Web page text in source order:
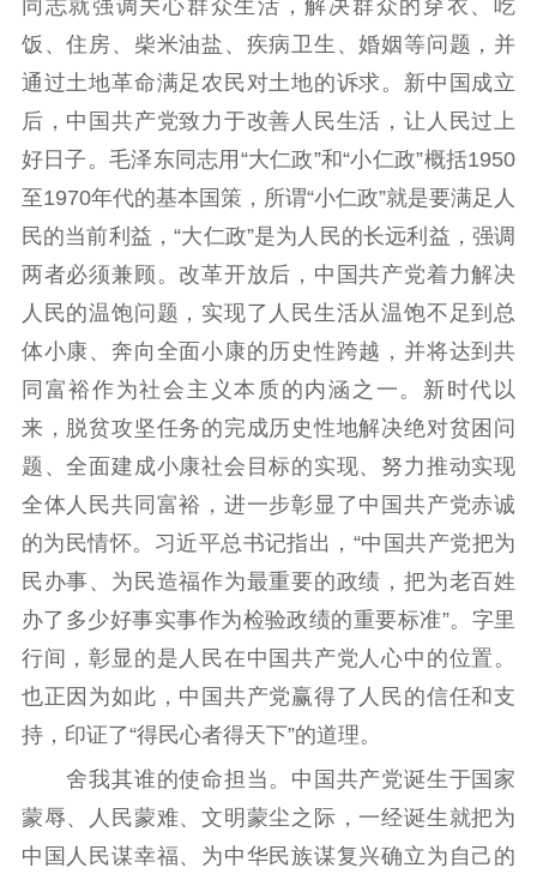
同志就强调关心群众生活，解决群众的穿衣、吃
饭、住房、柴米油盐、疾病卫生、婚姻等问题，并
通过土地革命满足农民对土地的诉求。新中国成立
后，中国共产党致力于改善人民生活，让人民过上
好日子。毛泽东同志用“大仁政”和“小仁政”概括1950
至1970年代的基本国策，所谓“小仁政”就是要满足人
民的当前利益，“大仁政”是为人民的长远利益，强调
两者必须兼顾。改革开放后，中国共产党着力解决
人民的温饱问题，实现了人民生活从温饱不足到总
体小康、奔向全面小康的历史性跨越，并将达到共
同富裕作为社会主义本质的内涵之一。新时代以
来，脱贫攻坚任务的完成历史性地解决绝对贫困问
题、全面建成小康社会目标的实现、努力推动实现
全体人民共同富裕，进一步彰显了中国共产党赤诚
的为民情怀。习近平总书记指出，“中国共产党把为
民办事、为民造福作为最重要的政绩，把为老百姓
办了多少好事实事作为检验政绩的重要标准”。字里
行间，彰显的是人民在中国共产党人心中的位置。
也正因为如此，中国共产党赢得了人民的信任和支
持，印证了“得民心者得天下”的道理。
舍我其谁的使命担当。中国共产党诞生于国家
蒙辱、人民蒙难、文明蒙尘之际，一经诞生就把为
中国人民谋幸福、为中华民族谋复兴确立为自己的